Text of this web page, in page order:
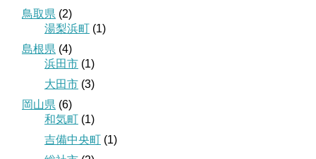
鳥取県 (2)
湯梨浜町 (1)
島根県 (4)
浜田市 (1)
大田市 (3)
岡山県 (6)
和気町 (1)
吉備中央町 (1)